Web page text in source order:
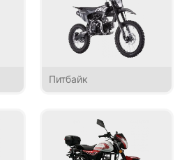
Питбайк